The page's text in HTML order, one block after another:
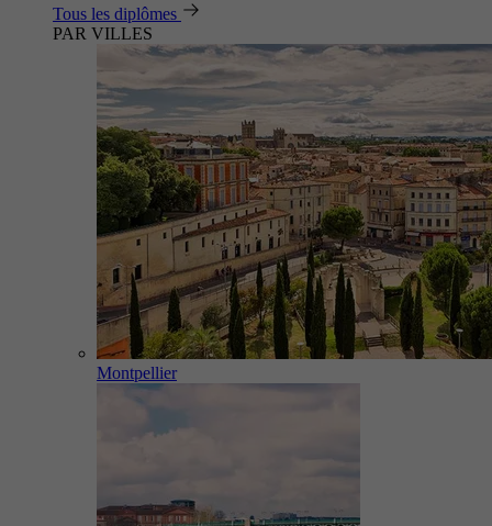
Tous les diplômes
PAR VILLES
Montpellier